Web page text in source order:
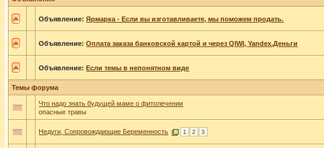
Объявление:Ярмарка - Если вы изготавливаете, мы поможем продать.
Объявление:Оплата заказа банковской картой и через QIWI, Yandex.Деньги
Объявление:Если темы в непонятном виде
Темы форума
Что надо знать будущей маме о фитолечении
опасные травы
Недуги, Сопровождающие Беременность 1 2 3